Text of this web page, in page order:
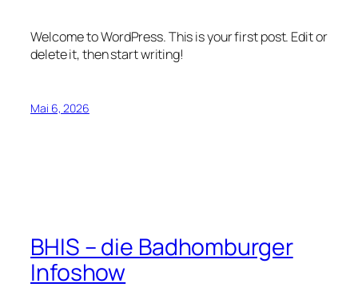
Welcome to WordPress. This is your first post. Edit or
delete it, then start writing!
Mai 6, 2026
BHIS – die Badhomburger
Infoshow